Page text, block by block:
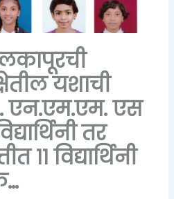
यशाची
एन.एम.एम. एस
तर
११ विद्यार्थिनी